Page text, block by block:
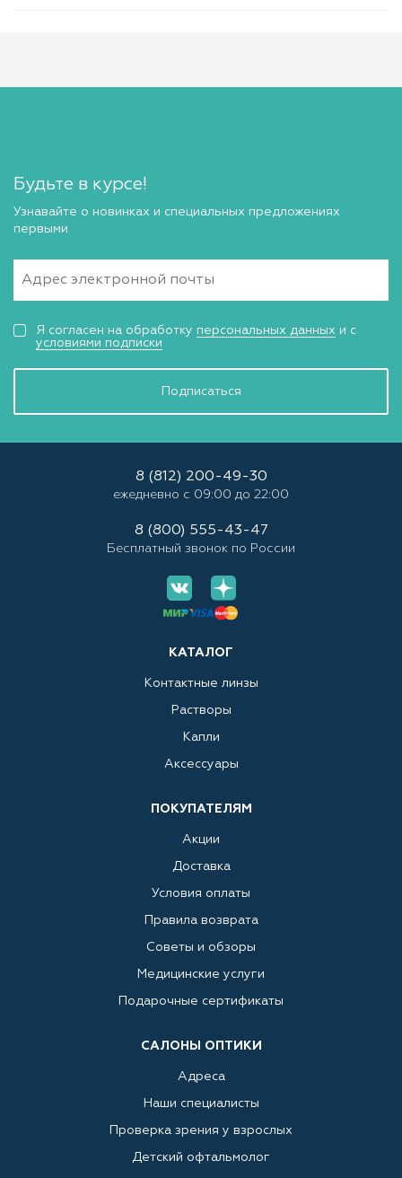
Будьте в курсе!
Узнавайте о новинках и специальных предложениях
первыми
Подписаться
Я согласен на обработку персональных данных и с
условиями подписки
КАТАЛОГ
Контактные линзы
Растворы
Капли
Аксессуары
ПОКУПАТЕЛЯМ
Акции
Доставка
Условия оплаты
Правила возврата
Советы и обзоры
Медицинские услуги
Подарочные сертификаты
САЛОНЫ ОПТИКИ
Адреса
Наши специалисты
Проверка зрения у взрослых
Детский офтальмолог
8 (812) 200-49-30
ежедневно с 09:00 до 22:00
8 (800) 555-43-47
Бесплатный звонок по России